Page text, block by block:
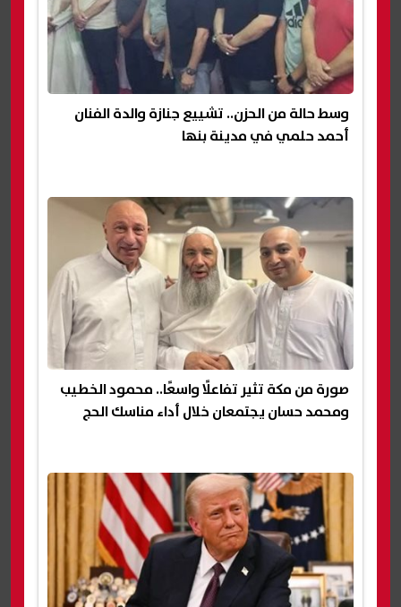
وسط حالة من الحزن.. تشييع جنازة والدة الفنان
أحمد حلمي في مدينة بنها
صورة من مكة تثير تفاعلًا واسعًا.. محمود الخطيب
ومحمد حسان يجتمعان خلال أداء مناسك الحج